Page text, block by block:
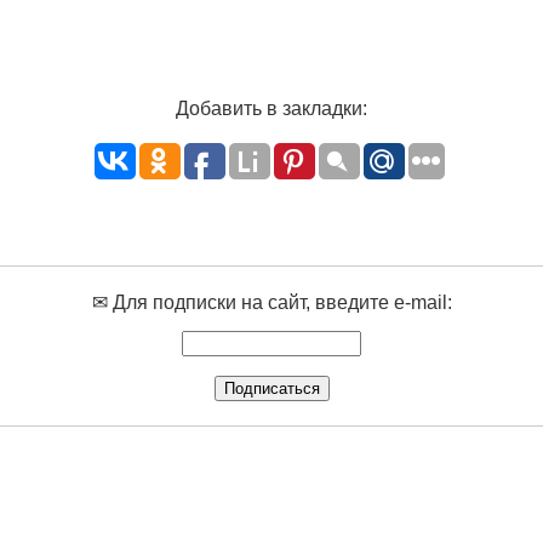
Добавить в закладки:
✉ Для подписки на сайт, введите e-mail: